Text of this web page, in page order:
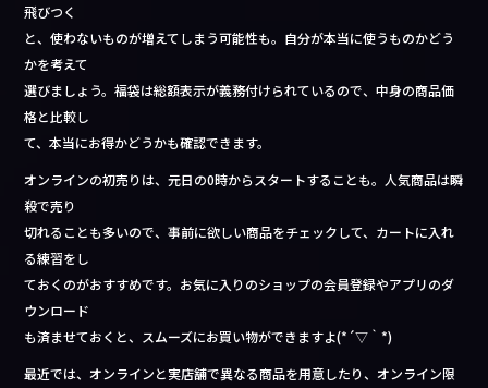
飛びつく
と、使わないものが増えてしまう可能性も。自分が本当に使うものかどう
かを考えて
選びましょう。福袋は総額表示が義務付けられているので、中身の商品価
格と比較し
て、本当にお得かどうかも確認できます。
オンラインの初売りは、元日の0時からスタートすることも。人気商品は瞬
殺で売り
切れることも多いので、事前に欲しい商品をチェックして、カートに入れ
る練習をし
ておくのがおすすめです。お気に入りのショップの会員登録やアプリのダ
ウンロード
も済ませておくと、スムーズにお買い物ができますよ(*´▽｀*)
最近では、オンラインと実店舗で異なる商品を用意したり、オンライン限